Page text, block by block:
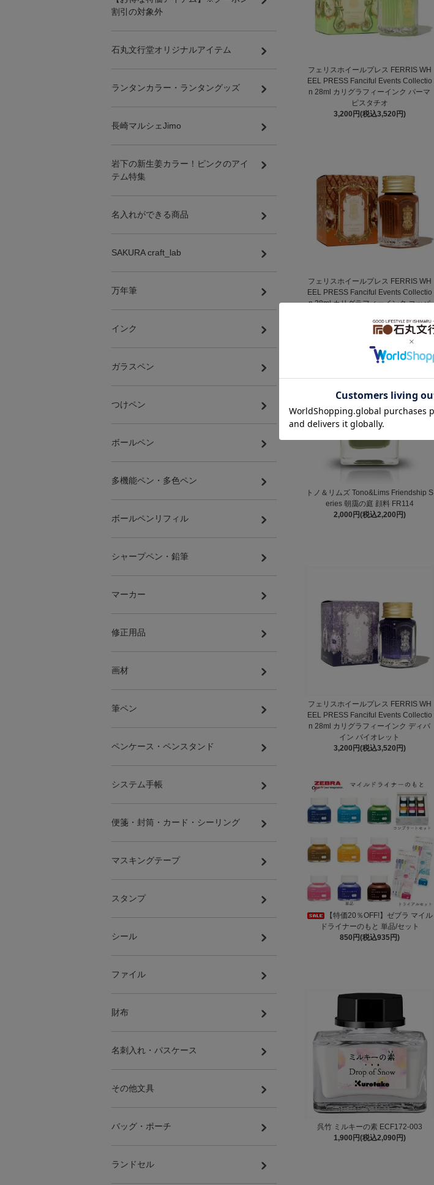
フェリスホイールプレス FERRIS WH
EEL PRESS Fanciful Events Collectio
n 28ml カリグラフィーインク パーマ
ピスタチオ
3,200円(税込3,520円)
フェリスホイールプレス FERRIS WH
EEL PRESS Fanciful Events Collectio
n 28ml カリグラフィーインク コッパ
3,200円(税込3,520円)
トノ＆リムズ Tono&Lims Friendship S
eries 朝靄の庭 顔料 FR114
2,000円(税込2,200円)
フェリスホイールプレス FERRIS WH
EEL PRESS Fanciful Events Collectio
n 28ml カリグラフィーインク ディバ
イン バイオレット
3,200円(税込3,520円)
【特価20％OFF!】ゼブラ マイル
ドライナーのもと 単品/セット
850円(税込935円)
呉竹 ミルキーの素 ECF172-003
1,900円(税込2,090円)
割引の対象外
石丸文行堂オリジナルアイテム
ランタンカラー・ランタングッズ
長崎マルシェJimo
岩下の新生姜カラー！ピンクのアイ
テム特集
名入れができる商品
SAKURA craft_lab
万年筆
インク
ガラスペン
つけペン
ボールペン
多機能ペン・多色ペン
ボールペンリフィル
シャープペン・鉛筆
マーカー
修正用品
画材
筆ペン
ペンケース・ペンスタンド
システム手帳
便箋・封筒・カード・シーリング
マスキングテープ
スタンプ
シール
ファイル
財布
名刺入れ・パスケース
その他文具
バッグ・ポーチ
ランドセル